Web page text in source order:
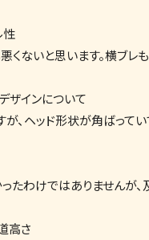
性
くないと思います。横ブレ
ザインについて
、ヘッド形状が角ばってい
たわけではありませんが、
高さ